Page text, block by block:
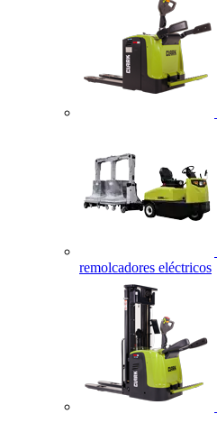
remolcadores eléctricos